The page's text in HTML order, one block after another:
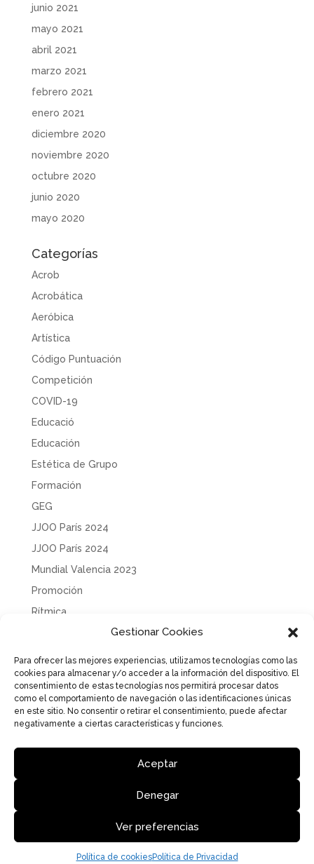
Gestionar Cookies
Para ofrecer las mejores experiencias, utilizamos tecnologías como las
cookies para almacenar y/o acceder a la información del dispositivo. El
consentimiento de estas tecnologías nos permitirá procesar datos
como el comportamiento de navegación o las identificaciones únicas
en este sitio. No consentir o retirar el consentimiento, puede afectar
negativamente a ciertas características y funciones.
Aceptar
Denegar
Ver preferencias
Política de cookiesPolítica de Privacidad
junio 2021
mayo 2021
abril 2021
marzo 2021
febrero 2021
enero 2021
diciembre 2020
noviembre 2020
octubre 2020
junio 2020
mayo 2020
Categorías
Acrob
Acrobática
Aeróbica
Artística
Código Puntuación
Competición
COVID-19
Educació
Educación
Estética de Grupo
Formación
GEG
JJOO París 2024
JJOO París 2024
Mundial Valencia 2023
Promoción
Rítmica
Tecnificación
Uncategorized
Política de Privacidad
Federació de Gimnàstica de la Comunitat Valenciana | Diseño
y desarrollo DIGVAL COMUNICACIÓN